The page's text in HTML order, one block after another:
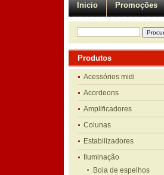
Inicio Promoções
Produtos
Acessórios midi
Acordeons
Amplificadores
Colunas
Estabilizadores
Iluminação
Bola de espelhos